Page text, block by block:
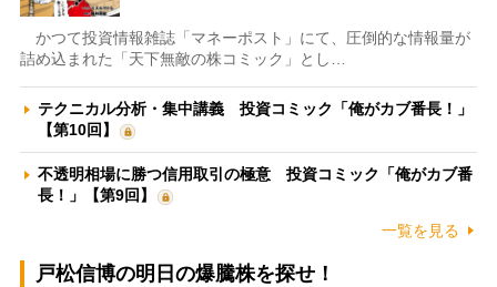
かつて投資情報雑誌「マネーポスト」にて、圧倒的な情報量が
詰め込まれた「天下無敵の株コミック」とし…
テクニカル分析・集中講義 投資コミック「俺がカブ番長！」
【第10回】
不透明相場に勝つ信用取引の極意 投資コミック「俺がカブ番
長！」【第9回】
一覧を見る
戸松信博の明日の爆騰株を探せ！